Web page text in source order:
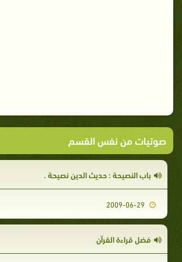
صوتيات من نفس القسم
باب النصيحة : حديث الدين نصيحة .
فضل قراءة القرآن